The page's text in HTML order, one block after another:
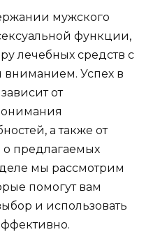
мужского
функции,
лечебных средств с
вниманием. Успех в
от
а также от
предлагаемых
мы рассмотрим
помогут вам
и использовать